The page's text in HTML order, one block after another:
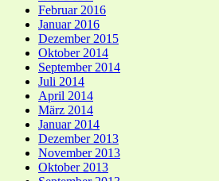
Februar 2016
Januar 2016
Dezember 2015
Oktober 2014
September 2014
Juli 2014
April 2014
März 2014
Januar 2014
Dezember 2013
November 2013
Oktober 2013